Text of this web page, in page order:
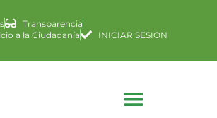
de
Transparencia
a la Ciudadanía
INICIAR SESION